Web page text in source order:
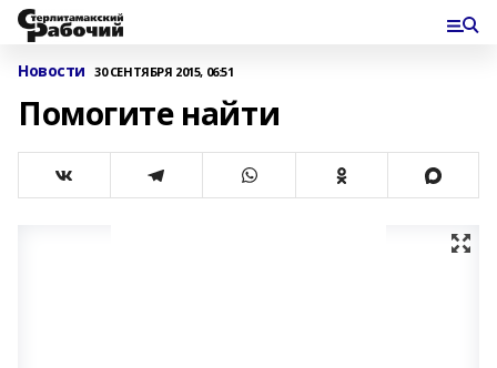
Новости 30 СЕНТЯБРЯ 2015, 06:51
Помогите найти